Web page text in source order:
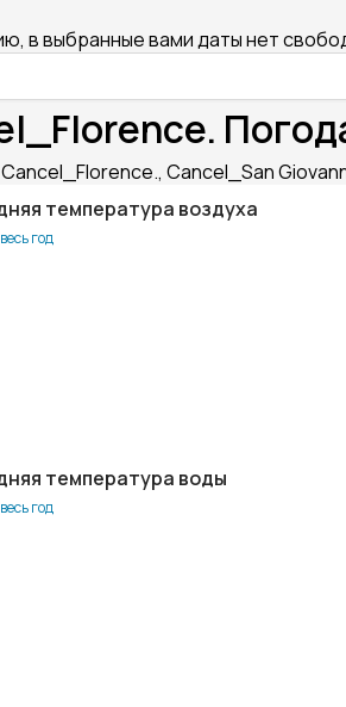
в выбранные вами даты нет
Cancel_San
температура воздуха
год
температура воды
год